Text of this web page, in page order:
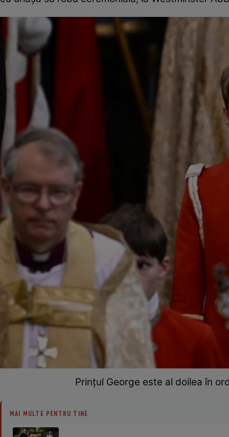
Prințul George este al doilea în
MAI MULTE PENTRU TINE